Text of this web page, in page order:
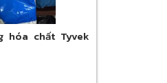
hóa chất Tyvek